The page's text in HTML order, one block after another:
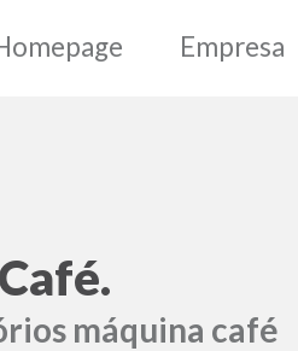
Homepage
máquina café